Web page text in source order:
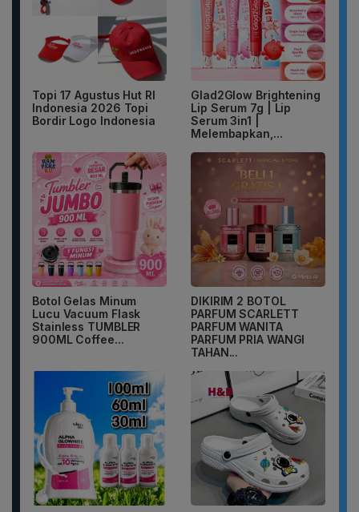
Topi 17 Agustus Hut RI
Indonesia 2026 Topi
Bordir Logo Indonesia
Glad2Glow Brightening
Lip Serum 7g | Lip
Serum 3in1 |
Melembapkan,...
Botol Gelas Minum
Lucu Vacuum Flask
Stainless TUMBLER
900ML Coffee...
DIKIRIM 2 BOTOL
PARFUM SCARLETT
PARFUM WANITA
PARFUM PRIA WANGI
TAHAN...